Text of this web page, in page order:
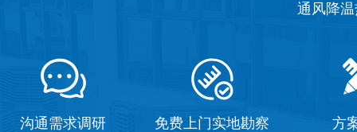
通风降
沟通需求调研 免费上门实地勘察 方